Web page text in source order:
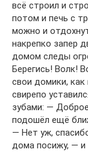
всё строил и
потом и печь с
можно и
накрепко запер
домом следы
Берегись! Волк!
свои домики,
свирепо
зубами: —
подошёл ещё
— Нет уж,
дома посижу, —